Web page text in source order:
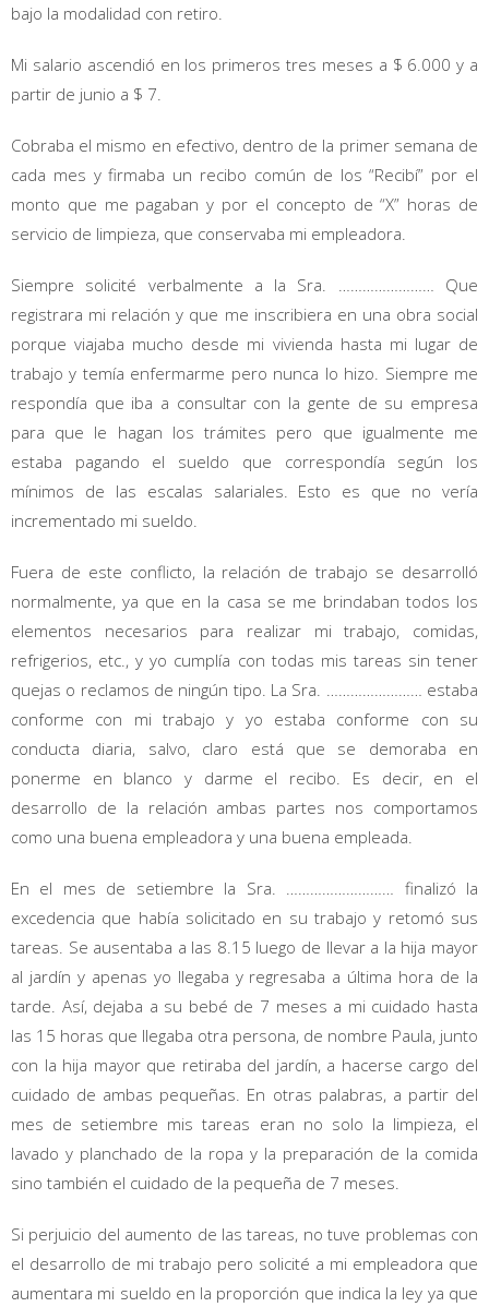
bajo la modalidad con retiro.
Mi salario ascendió en los primeros tres meses a $ 6.000 y a
partir de junio a $ 7.
Cobraba el mismo en efectivo, dentro de la primer semana de
cada mes y firmaba un recibo común de los “Recibí” por el
monto que me pagaban y por el concepto de “X” horas de
servicio de limpieza, que conservaba mi empleadora.
Siempre solicité verbalmente a la Sra. …………………… Que
registrara mi relación y que me inscribiera en una obra social
porque viajaba mucho desde mi vivienda hasta mi lugar de
trabajo y temía enfermarme pero nunca lo hizo. Siempre me
respondía que iba a consultar con la gente de su empresa
para que le hagan los trámites pero que igualmente me
estaba pagando el sueldo que correspondía según los
mínimos de las escalas salariales. Esto es que no vería
incrementado mi sueldo.
Fuera de este conflicto, la relación de trabajo se desarrolló
normalmente, ya que en la casa se me brindaban todos los
elementos necesarios para realizar mi trabajo, comidas,
refrigerios, etc., y yo cumplía con todas mis tareas sin tener
quejas o reclamos de ningún tipo. La Sra. …………………… estaba
conforme con mi trabajo y yo estaba conforme con su
conducta diaria, salvo, claro está que se demoraba en
ponerme en blanco y darme el recibo. Es decir, en el
desarrollo de la relación ambas partes nos comportamos
como una buena empleadora y una buena empleada.
En el mes de setiembre la Sra. ……………………… finalizó la
excedencia que había solicitado en su trabajo y retomó sus
tareas. Se ausentaba a las 8.15 luego de llevar a la hija mayor
al jardín y apenas yo llegaba y regresaba a última hora de la
tarde. Así, dejaba a su bebé de 7 meses a mi cuidado hasta
las 15 horas que llegaba otra persona, de nombre Paula, junto
con la hija mayor que retiraba del jardín, a hacerse cargo del
cuidado de ambas pequeñas. En otras palabras, a partir del
mes de setiembre mis tareas eran no solo la limpieza, el
lavado y planchado de la ropa y la preparación de la comida
sino también el cuidado de la pequeña de 7 meses.
Si perjuicio del aumento de las tareas, no tuve problemas con
el desarrollo de mi trabajo pero solicité a mi empleadora que
aumentara mi sueldo en la proporción que indica la ley ya que